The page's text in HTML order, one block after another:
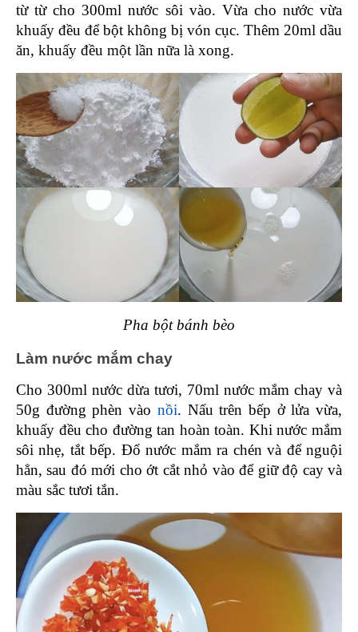
từ từ cho 300ml nước sôi vào. Vừa cho nước vừa
khuấy đều để bột không bị vón cục. Thêm 20ml dầu
ăn, khuấy đều một lần nữa là xong.
Pha bột bánh bèo
Làm nước mắm chay
Cho 300ml nước dừa tươi, 70ml nước mắm chay và
50g đường phèn vào nồi. Nấu trên bếp ở lửa vừa,
khuấy đều cho đường tan hoàn toàn. Khi nước mắm
sôi nhẹ, tắt bếp. Đổ nước mắm ra chén và để nguội
hẳn, sau đó mới cho ớt cắt nhỏ vào để giữ độ cay và
màu sắc tươi tắn.